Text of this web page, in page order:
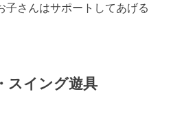
子さんはサポートしてあげる
スイング遊具